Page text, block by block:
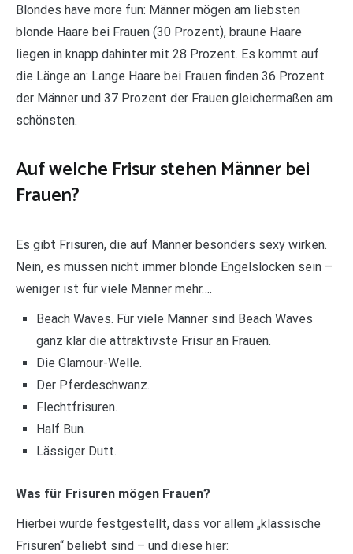
Blondes have more fun: Männer mögen am liebsten
blonde Haare bei Frauen (30 Prozent), braune Haare
liegen in knapp dahinter mit 28 Prozent. Es kommt auf
die Länge an: Lange Haare bei Frauen finden 36 Prozent
der Männer und 37 Prozent der Frauen gleichermaßen am
schönsten.
Auf welche Frisur stehen Männer bei
Frauen?
Es gibt Frisuren, die auf Männer besonders sexy wirken.
Nein, es müssen nicht immer blonde Engelslocken sein –
weniger ist für viele Männer mehr….
Beach Waves. Für viele Männer sind Beach Waves
ganz klar die attraktivste Frisur an Frauen.
Die Glamour-Welle.
Der Pferdeschwanz.
Flechtfrisuren.
Half Bun.
Lässiger Dutt.
Was für Frisuren mögen Frauen?
Hierbei wurde festgestellt, dass vor allem „klassische
Frisuren“ beliebt sind – und diese hier: